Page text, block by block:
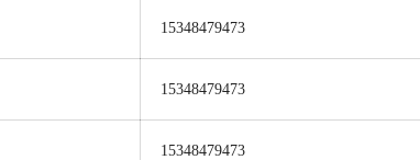
15348479473
15348479473
15348479473